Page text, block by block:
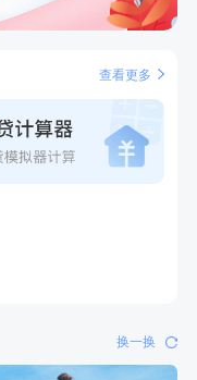
查看更多
换一换